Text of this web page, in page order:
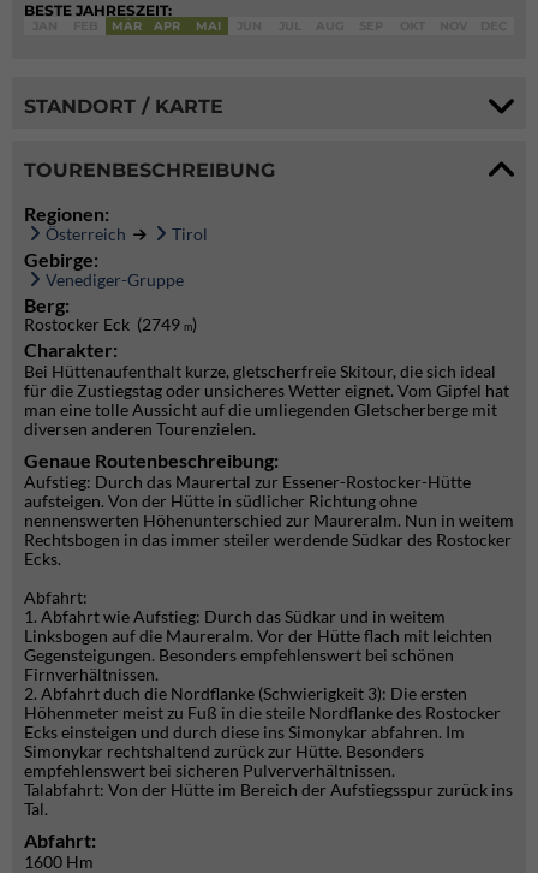
BESTE JAHRESZEIT:
MÄR APR MAI
STANDORT / KARTE
TOURENBESCHREIBUNG
Regionen:
Österreich Tirol
Gebirge:
Venediger-Gruppe
Berg:
Rostocker Eck (2749 m)
Charakter:
Bei Hüttenaufenthalt kurze, gletscherfreie Skitour, die sich ideal
für die Zustiegstag oder unsicheres Wetter eignet. Vom Gipfel hat
man eine tolle Aussicht auf die umliegenden Gletscherberge mit
diversen anderen Tourenzielen.
Genaue Routenbeschreibung:
Aufstieg: Durch das Maurertal zur Essener-Rostocker-Hütte
aufsteigen. Von der Hütte in südlicher Richtung ohne
nennenswerten Höhenunterschied zur Maureralm. Nun in weitem
Rechtsbogen in das immer steiler werdende Südkar des Rostocker
Ecks.
Abfahrt:
1. Abfahrt wie Aufstieg: Durch das Südkar und in weitem
Linksbogen auf die Maureralm. Vor der Hütte flach mit leichten
Gegensteigungen. Besonders empfehlenswert bei schönen
Firnverhältnissen.
2. Abfahrt duch die Nordflanke (Schwierigkeit 3): Die ersten
Höhenmeter meist zu Fuß in die steile Nordflanke des Rostocker
Ecks einsteigen und durch diese ins Simonykar abfahren. Im
Simonykar rechtshaltend zurück zur Hütte. Besonders
empfehlenswert bei sicheren Pulververhältnissen.
Talabfahrt: Von der Hütte im Bereich der Aufstiegsspur zurück ins
Tal.
Abfahrt:
1600 Hm